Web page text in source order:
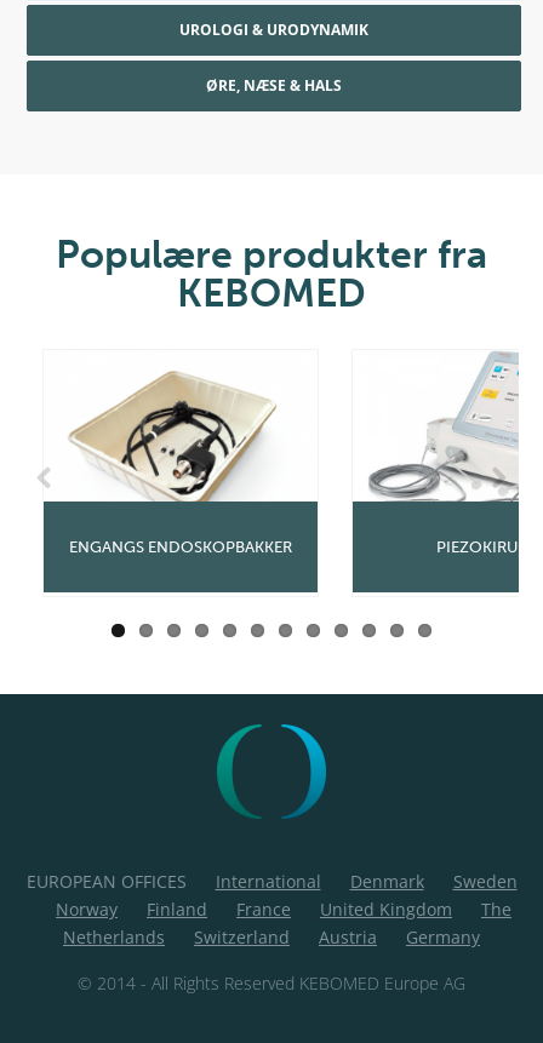
UROLOGI & URODYNAMIK
ØRE, NÆSE & HALS
Populære produkter fra
KEBOMED
ENGANGS ENDOSKOPBAKKER PIEZOKIRURGI
Previous Next
EUROPEAN OFFICES International Denmark
Sweden
Norway
Finland France United Kingdom
The
Netherlands
Switzerland Austria
Germany
© 2014 - All Rights Reserved KEBOMED Europe AG